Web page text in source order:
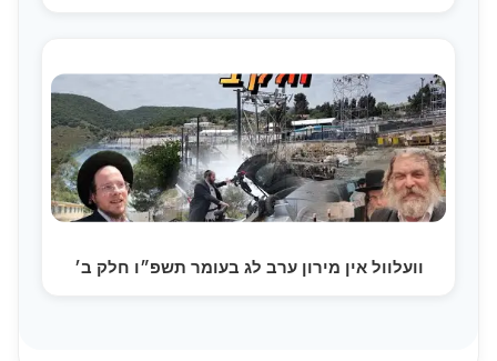
וועלוול אין מירון ערב לג בעומר תשפ״ו חלק ב׳